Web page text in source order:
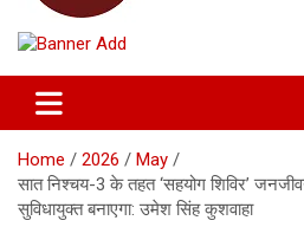
Home 2026
May
सात निश्चय-3 के तहत ‘सहयोग शिविर’
सुविधायुक्त बनाएगा: उमेश सिंह कुशवाहा